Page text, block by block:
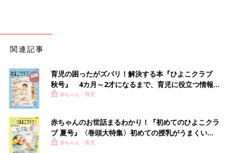
関連記事
育児の困ったがズバリ！解決する本『ひよこクラブ
秋号』 4カ月～2才になるまで、育児に役立つ情報が
いっぱい！
赤ちゃん・育児
赤ちゃんのお世話まるわかり！『初めてのひよこクラ
ブ 夏号』〈巻頭大特集〉初めての授乳がうまくい
く！ おっぱい・ミルクの基本と夏のトラブル 解決テ
赤ちゃん・育児